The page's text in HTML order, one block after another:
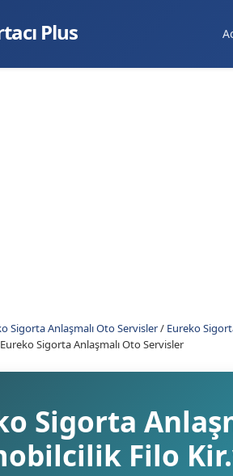
Plus
Sigorta Anlaşmalı Oto Servisler/ Eureko
Sigorta Anlaşmalı Oto Servisler
Sigorta
Filo